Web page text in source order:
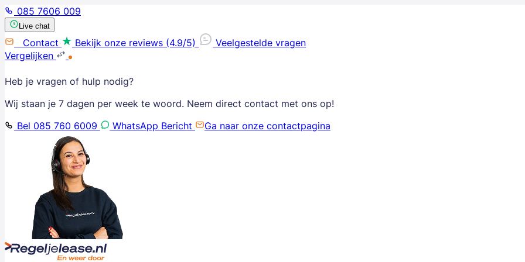
085 7606 009
Live chat
Contact Bekijk onze reviews (4.9/5)
Veelgestelde vragen
Vergelijken
Heb je vragen of hulp nodig?
Wij staan je 7 dagen per week te woord. Neem direct contact met ons op!
Bel 085 760 6009
WhatsApp Bericht Ga naar onze contactpagina